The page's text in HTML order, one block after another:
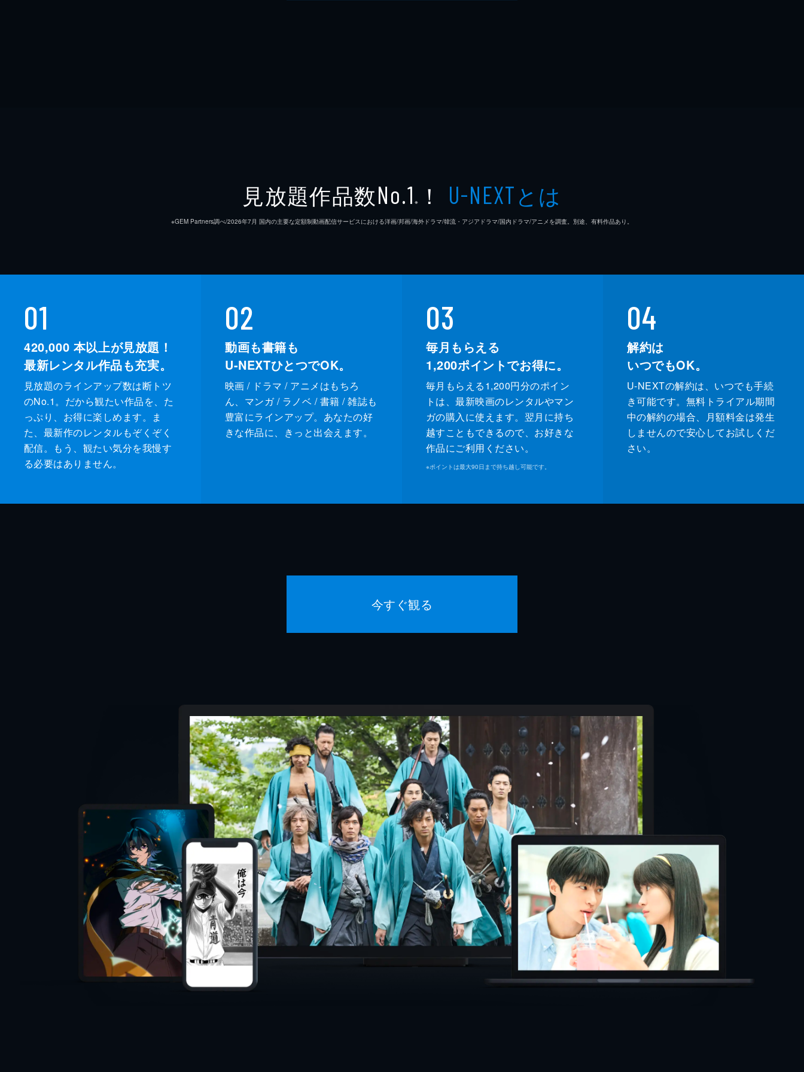
見放題作品数No.1 ※ ！ U-NEXTとは
※GEM Partners調べ/2026年7⽉ 国内の主要な定額制動画配信サービスにおける洋画/邦画/海外ドラマ/韓流・アジアドラマ/国内ドラマ/アニメを調査。別途、有料作品あり。
01
420,000 本以上が見放題！
最新レンタル作品も充実。
見放題のラインアップ数は断トツ
のNo.1。だから観たい作品を、た
っぷり、お得に楽しめます。ま
た、最新作のレンタルもぞくぞく
配信。もう、観たい気分を我慢す
る必要はありません。
02
動画も書籍も
U-NEXTひとつでOK。
映画 / ドラマ / アニメはもちろ
ん、マンガ / ラノベ / 書籍 / 雑誌も
豊富にラインアップ。あなたの好
きな作品に、きっと出会えます。
03
毎月もらえる
1,200ポイントでお得に。
毎月もらえる1,200円分のポイン
トは、最新映画のレンタルやマン
ガの購入に使えます。翌月に持ち
越すこともできるので、お好きな
作品にご利用ください。
※ポイントは最大90日まで持ち越し可能です。
04
解約は
いつでもOK。
U-NEXTの解約は、いつでも手続
き可能です。無料トライアル期間
中の解約の場合、月額料金は発生
しませんので安心してお試しくだ
さい。
今すぐ観る